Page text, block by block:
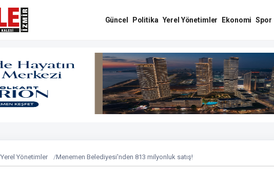
Güncel Politika Yerel Yönetimler Ekonomi Spor
Yerel Yönetimler Menemen Belediyesi'nden 813 milyonluk satış!